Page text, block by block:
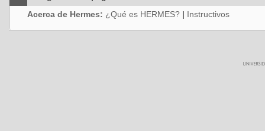
Acerca de Hermes: ¿Qué es HERMES? | Instructivos